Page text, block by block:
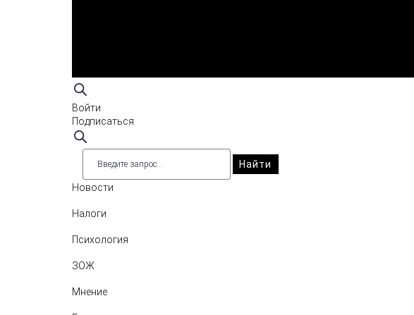
Войти
Подписаться
Найти
Новости
Налоги
Психология
ЗОЖ
Мнение